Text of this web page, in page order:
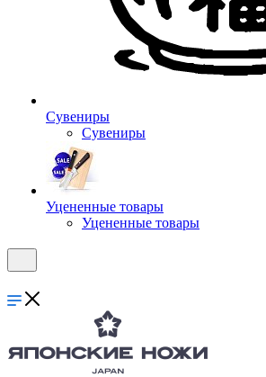
Сувениры
Сувениры
Уцененные товары
Уцененные товары